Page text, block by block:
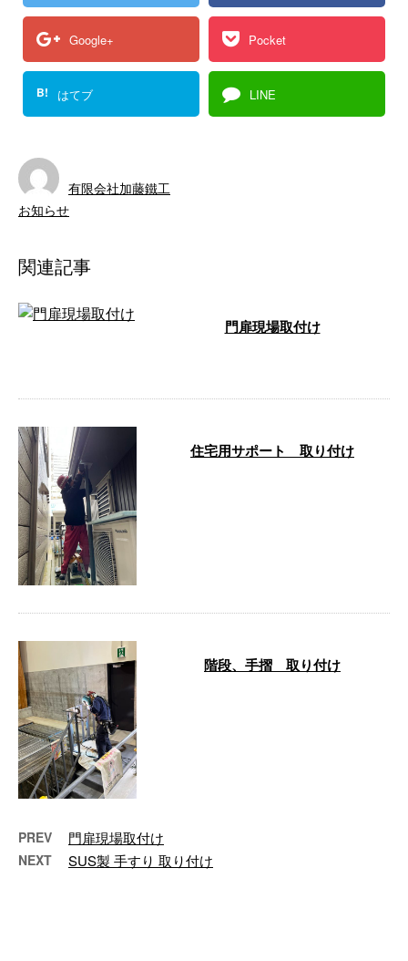
Google+ Pocket
B! はてブ LINE
有限会社加藤鐵工
お知らせ
関連記事
門扉現場取付け
住宅用サポート 取り付け
階段、手摺 取り付け
PREV 門扉現場取付け
NEXT SUS製 手すり 取り付け